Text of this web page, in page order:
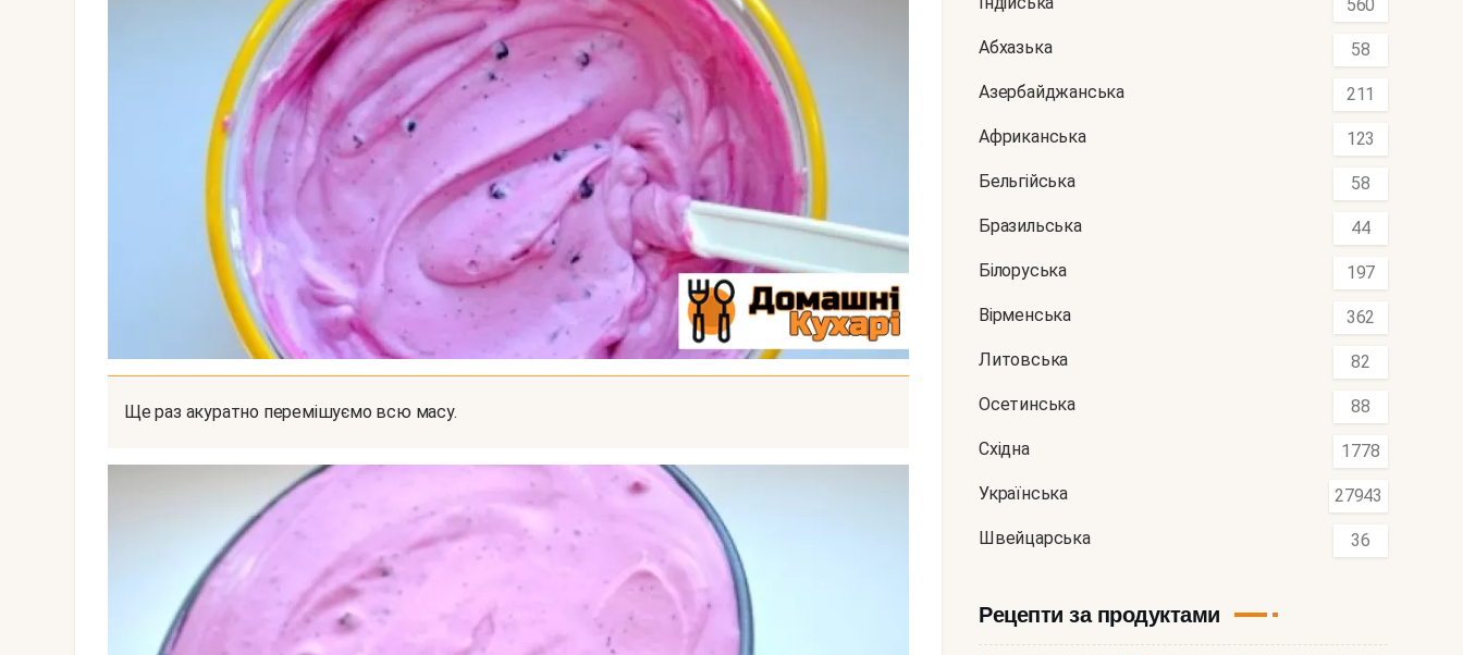
Ще раз акуратно перемішуємо всю масу.
560
Абхазька 58
Азербайджанська 211
Африканська 123
Бельгійська 58
Бразильська 44
Білоруська 197
Вірменська 362
Литовська 82
Осетинська 88
Східна 1778
Українська 27943
Швейцарська 36
Рецепти за продуктами